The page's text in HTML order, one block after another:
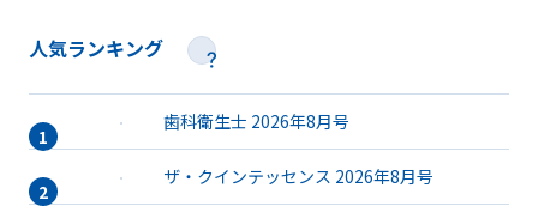
人気ランキング
歯科衛生士 2026年8月号
ザ・クインテッセンス 2026年8月号